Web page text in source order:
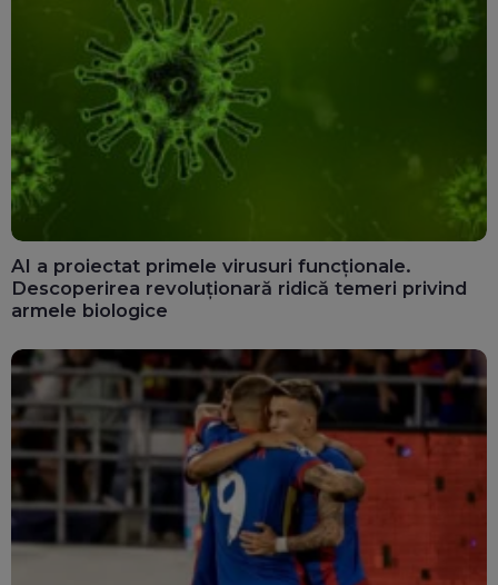
AI a proiectat primele virusuri funcționale.
Descoperirea revoluționară ridică temeri privind
armele biologice